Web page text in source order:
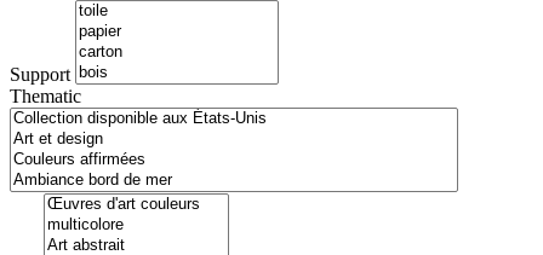
Support
Thematic